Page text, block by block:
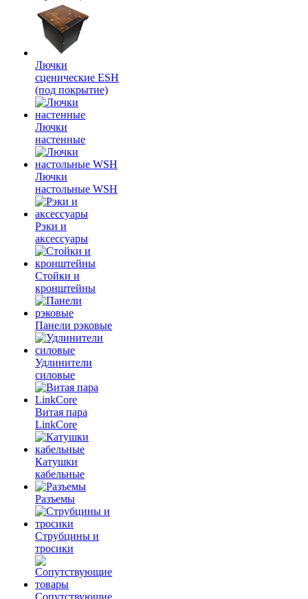
Лючки
сценические ESH
(под покрытие)
Лючки
настенные
Лючки
настольные WSH
Рэки и
аксессуары
Стойки и
кронштейны
Панели рэковые
Удлинители
силовые
Витая пара
LinkCore
Катушки
кабельные
Разъемы
Струбцины и
тросики
Сопутствующие